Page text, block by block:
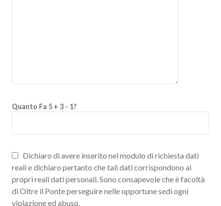
Quanto Fa 5 + 3 - 1?
Dichiaro di avere inserito nel modulo di richiesta dati
reali e dichiaro pertanto che tali dati corrispondono ai
propri reali dati personali. Sono consapevole che è facoltà
di Oltre il Ponte perseguire nelle opportune sedi ogni
violazione ed abuso.